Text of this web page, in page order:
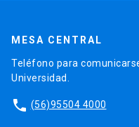
MESA CENTRAL
Teléfono para
Universidad.
phone (56)95504 4000